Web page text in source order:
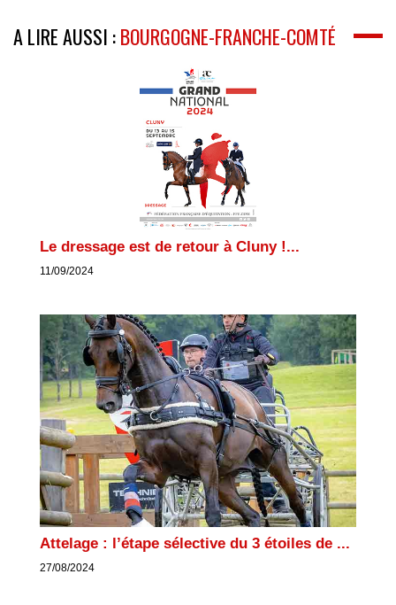
A LIRE AUSSI :BOURGOGNE-FRANCHE-COMTÉ
Le dressage est de retour à Cluny !...
11/09/2024
Attelage : l’étape sélective du 3 étoiles de ...
27/08/2024